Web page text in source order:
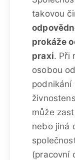
takovou
prokáže
praxi. Při
osobou
podnikání
může
nebo jiná
(pracovní